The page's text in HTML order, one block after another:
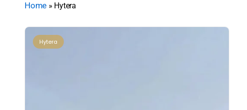
Home » Hytera
Hytera